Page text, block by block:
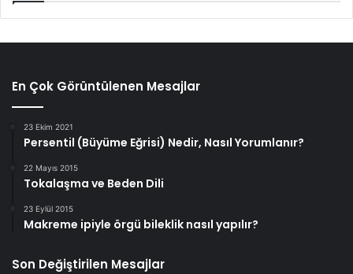
En Çok Görüntülenen Mesajlar
23 Ekim 2021
Persentil (Büyüme Eğrisi) Nedir, Nasıl Yorumlanır?
22 Mayıs 2015
Tokalaşma ve Beden Dili
23 Eylül 2015
Makreme ipiyle örgü bileklik nasıl yapılır?
Son Değiştirilen Mesajlar